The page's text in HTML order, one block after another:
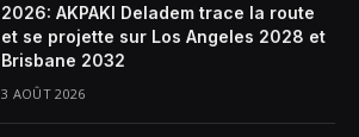
2026: AKPAKI Deladem trace la route
et se projette sur Los Angeles 2028 et
Brisbane 2032
3 AOÛT 2026